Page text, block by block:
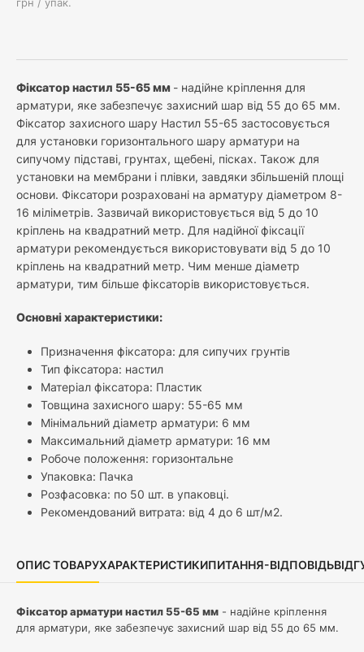
Фіксатор настил 55-65 мм - надійне кріплення для
арматури, яке забезпечує захисний шар від 55 до 65 мм.
Фіксатор захисного шару Настил 55-65 застосовується
для установки горизонтального шару арматури на
сипучому підставі, грунтах, щебені, пісках. Також для
установки на мембрани і плівки, завдяки збільшеній площі
основи. Фіксатори розраховані на арматуру діаметром 8-
16 міліметрів. Зазвичай використовується від 5 до 10
кріплень на квадратний метр. Для надійної фіксації
арматури рекомендується використовувати від 5 до 10
кріплень на квадратний метр. Чим менше діаметр
арматури, тим більше фіксаторів використовується.
Основні характеристики:
Призначення фіксатора: для сипучих грунтів
Тип фіксатора: настил
Матеріал фіксатора: Пластик
Товщина захисного шару: 55-65 мм
Мінімальний діаметр арматури: 6 мм
Максимальний діаметр арматури: 16 мм
Робоче положення: горизонтальне
Упаковка: Пачка
Розфасовка: по 50 шт. в упаковці.
Рекомендований витрата: від 4 до 6 шт/м2.
ОПИС ТОВАРУХАРАКТЕРИСТИКИПИТАННЯ-ВІДПОВІДЬ
Фіксатор арматури настил 55-65 мм - надійне кріплення
для арматури, яке забезпечує захисний шар від 55 до 65 мм.